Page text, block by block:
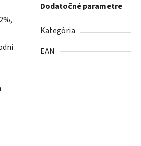
Dodatočné parametre
Kategória
EAN